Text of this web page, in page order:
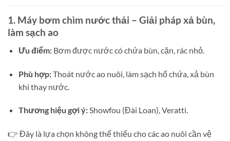
1. Máy bơm chìm nước thải – Giải pháp xả bùn,
làm sạch ao
Ưu điểm:Bơm được nước có chứa bùn, cặn, rác nhỏ.
Phù hợp:Thoát nước ao nuôi, làm sạch hố chứa, xả bùn
khi thay nước.
Thương hiệu gợi ý:Showfou (Đài Loan), Veratti.
👉 Đây là lựa chọn không thể thiếu cho các ao nuôi cần vệ